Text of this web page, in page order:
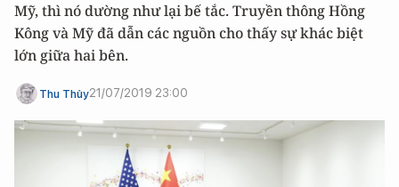
Mỹ, thì nó dường như lại bế tắc. Truyền thông Hồng
Kông và Mỹ đã dẫn các nguồn cho thấy sự khác biệt
lớn giữa hai bên.
Thu Thủy21/07/2019 23:00